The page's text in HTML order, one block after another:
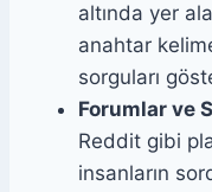
altında yer
anahtar
sorguları
Forumlar ve
Reddit gibi
insanların